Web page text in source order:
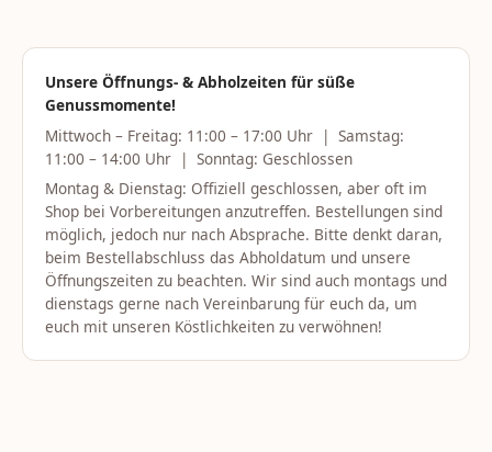
Unsere Öffnungs- & Abholzeiten für süße
Genussmomente!
Mittwoch – Freitag: 11:00 – 17:00 Uhr | Samstag:
11:00 – 14:00 Uhr | Sonntag: Geschlossen
Montag & Dienstag: Offiziell geschlossen, aber oft im
Shop bei Vorbereitungen anzutreffen. Bestellungen sind
möglich, jedoch nur nach Absprache. Bitte denkt daran,
beim Bestellabschluss das Abholdatum und unsere
Öffnungszeiten zu beachten. Wir sind auch montags und
dienstags gerne nach Vereinbarung für euch da, um
euch mit unseren Köstlichkeiten zu verwöhnen!